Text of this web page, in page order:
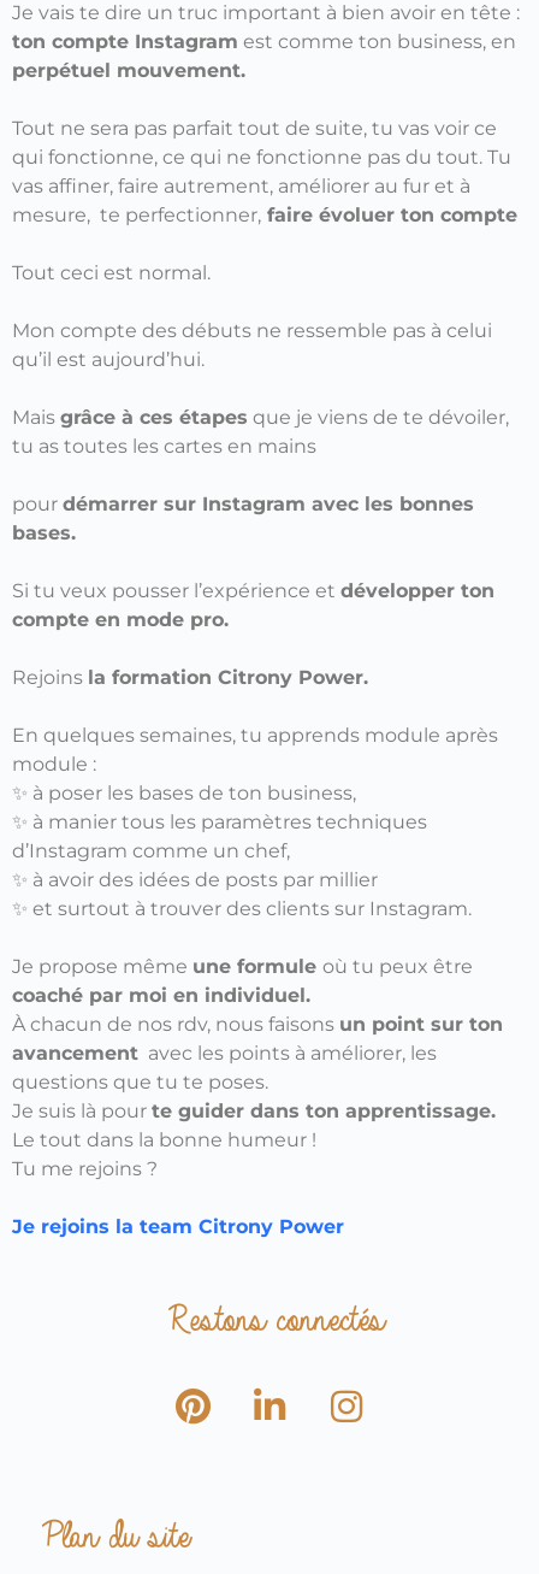
Je vais te dire un truc important à bien avoir en tête :
ton compte Instagram est comme ton business, en
perpétuel mouvement.
Tout ne sera pas parfait tout de suite, tu vas voir ce
qui fonctionne, ce qui ne fonctionne pas du tout. Tu
vas affiner, faire autrement, améliorer au fur et à
mesure, te perfectionner, faire évoluer ton compte
Tout ceci est normal.
Mon compte des débuts ne ressemble pas à celui
qu’il est aujourd’hui.
Mais grâce à ces étapes que je viens de te dévoiler,
tu as toutes les cartes en mains
pour démarrer sur Instagram avec les bonnes
bases.
Si tu veux pousser l’expérience et développer ton
compte en mode pro.
Rejoins la formation Citrony Power.
En quelques semaines, tu apprends module après
module :
✨ à poser les bases de ton business,
✨ à manier tous les paramètres techniques
d’Instagram comme un chef,
✨ à avoir des idées de posts par millier
✨ et surtout à trouver des clients sur Instagram.
Je propose même une formule où tu peux être
coaché par moi en individuel.
À chacun de nos rdv, nous faisons un point sur ton
avancement avec les points à améliorer, les
questions que tu te poses.
Je suis là pour te guider dans ton apprentissage.
Le tout dans la bonne humeur !
Tu me rejoins ?
Je rejoins la team Citrony Power
Restons connectés
Plan du site